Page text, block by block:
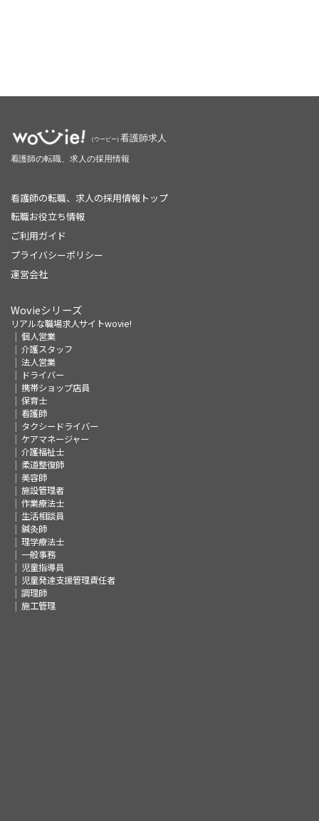
看護師の転職、求人の採用情報トップ
転職お役立ち情報
ご利用ガイド
プライバシーポリシー
運営会社
Wovieシリーズ
リアルな職場求人サイトwovie!
個人営業
介護スタッフ
法人営業
ドライバー
携帯ショップ店員
保育士
看護師
タクシードライバー
ケアマネージャー
介護福祉士
柔道整復師
美容師
施設管理者
作業療法士
生活相談員
鍼灸師
理学療法士
一般事務
児童指導員
児童発達支援管理責任者
調理師
施工管理